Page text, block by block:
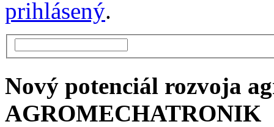
prihlásený.
Nový potenciál rozvoja
AGROMECHATRONIK